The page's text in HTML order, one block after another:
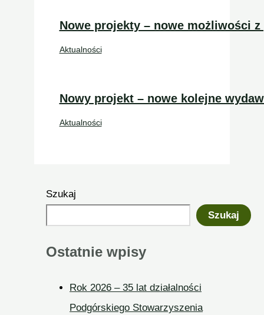
Nowe projekty – nowe możliwości
Aktualności
Nowy projekt – nowe kolejne
Aktualności
Szukaj
Szukaj
Ostatnie wpisy
Rok 2026 – 35 lat działalności
Podgórskiego Stowarzyszenia